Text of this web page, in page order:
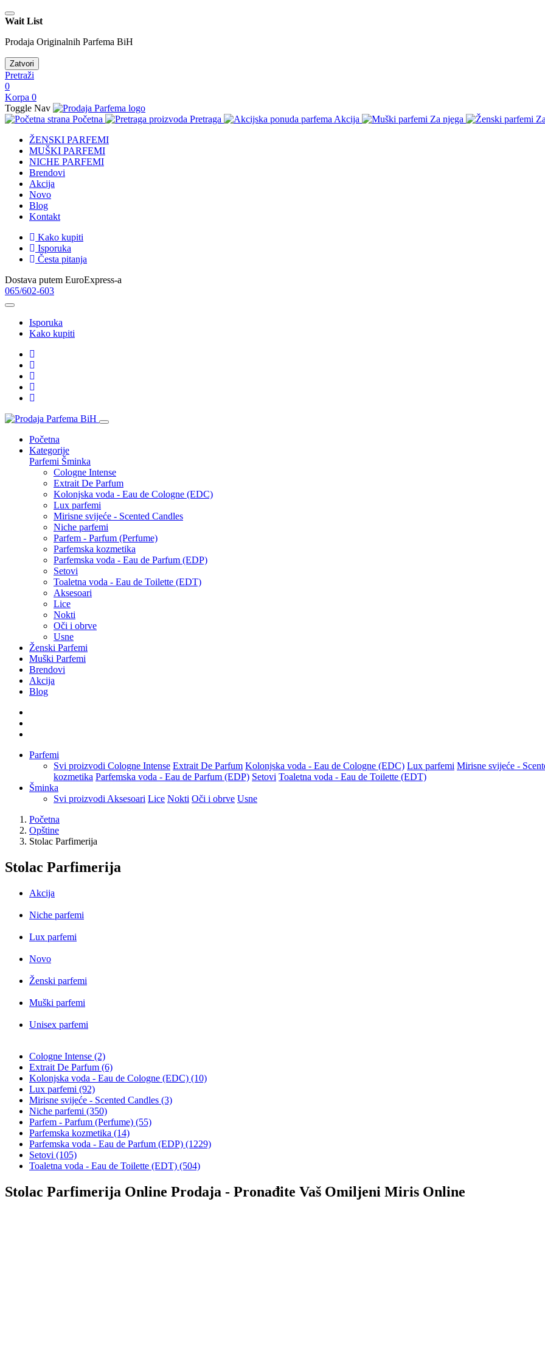
Wait List
Prodaja Originalnih Parfema BiH
Zatvori
Pretraži
0
Korpa 0
Toggle Nav
Početna
Pretraga Akcija Za njega
ŽENSKI PARFEMI
MUŠKI PARFEMI
NICHE PARFEMI
Brendovi
Akcija
Novo
Blog
Kontakt
Kako kupiti
Isporuka
Česta pitanja
Dostava putem EuroExpress-a
065/602-603
Isporuka
Kako kupiti
Početna
Kategorije
Parfemi Šminka
Cologne Intense
Extrait De Parfum
Kolonjska voda - Eau de Cologne (EDC)
Lux parfemi
Mirisne svijeće - Scented Candles
Niche parfemi
Parfem - Parfum (Perfume)
Parfemska kozmetika
Parfemska voda - Eau de Parfum (EDP)
Setovi
Toaletna voda - Eau de Toilette (EDT)
Aksesoari
Lice
Nokti
Oči i obrve
Usne
Ženski Parfemi
Muški Parfemi
Brendovi
Akcija
Blog
Parfemi
Svi proizvodi Cologne Intense Extrait De Parfum Kolonjska voda - Eau de Cologne (EDC) Lux parfemi Mirisne svijeće -
kozmetika Parfemska voda - Eau de Parfum (EDP) Setovi Toaletna voda - Eau de Toilette (EDT)
Šminka
Svi proizvodi Aksesoari Lice Nokti Oči i obrve Usne
Početna
Opštine
Stolac Parfimerija
Stolac Parfimerija
Akcija
Niche parfemi
Lux parfemi
Novo
Ženski parfemi
Muški parfemi
Unisex parfemi
Cologne Intense (2)
Extrait De Parfum (6)
Kolonjska voda - Eau de Cologne (EDC) (10)
Lux parfemi (92)
Mirisne svijeće - Scented Candles (3)
Niche parfemi (350)
Parfem - Parfum (Perfume) (55)
Parfemska kozmetika (14)
Parfemska voda - Eau de Parfum (EDP) (1229)
Setovi (105)
Toaletna voda - Eau de Toilette (EDT) (504)
Stolac Parfimerija Online Prodaja - Pronađite Vaš Omiljeni Miris Online